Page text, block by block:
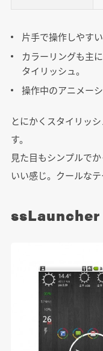
片手で操作しやすい
カラーリングも主
タイリッシュ。
操作中のアニメー
とにかくスタイリッ
す。
見た目もシンプルで
いい感じ。クールな
ssLauncher